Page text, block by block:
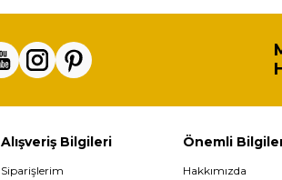
Alışveriş Bilgileri
Siparişlerim
Önemli
Hakkımızda